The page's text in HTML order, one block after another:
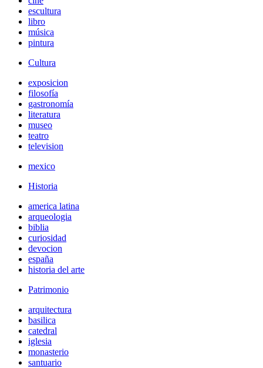
escultura
libro
música
pintura
Cultura
exposicion
filosofía
gastronomía
literatura
museo
teatro
television
mexico
Historia
america latina
arqueologia
biblia
curiosidad
devocion
españa
historia del arte
Patrimonio
arquitectura
basilica
catedral
iglesia
monasterio
santuario